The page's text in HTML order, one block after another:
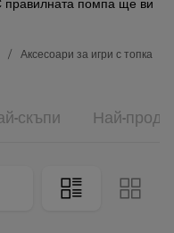
правилната помпа ще ви
Аксесоари за игри с топка
скъпи Най-